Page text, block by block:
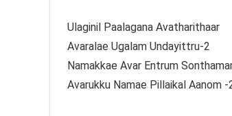
Ulaginil Paalagana Avatharithaar
Avaralae Ugalam Undayittru-2
Namakkae Avar Entrum
Avarukku Namae Pillaikal Aanom